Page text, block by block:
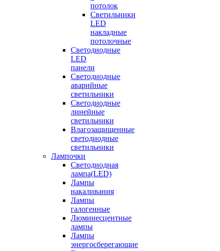
потолок
Светильники
LED
накладные
потолочные
Светодиодные
LED
панели
Светодиодные
аварийные
светильники
Светодиодные
линейные
светильники
Влагозащищенные
светодиодные
светильники
Лампочки
Светодиодная
лампа(LED)
Лампы
накаливания
Лампы
галогенные
Люминесцентные
лампы
Лампы
энергосберегающие